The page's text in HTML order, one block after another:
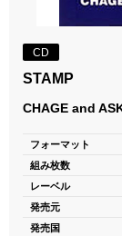
CD
STAMP
CHAGE and
フォーマット
組み枚数
レーベル
発売元
発売国